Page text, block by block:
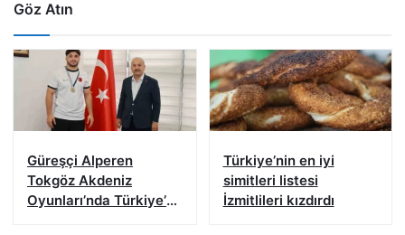
Göz Atın
Güreşçi Alperen
Tokgöz Akdeniz
Oyunları’nda Türkiye’yi
Türkiye’nin en iyi
simitleri listesi
İzmitlileri kızdırdı